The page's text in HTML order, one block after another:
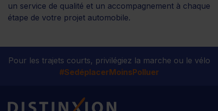
un service de qualité et un accompagnement à chaque
étape de votre projet automobile.
Pour les trajets courts, privilégiez la marche ou le vélo
#SedéplacerMoinsPolluer
Distinxion